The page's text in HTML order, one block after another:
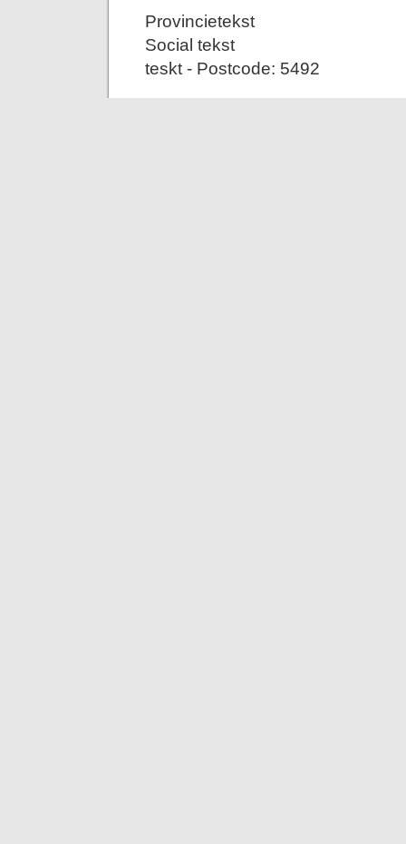
Provincietekst
Social tekst
teskt - Postcode: 5492